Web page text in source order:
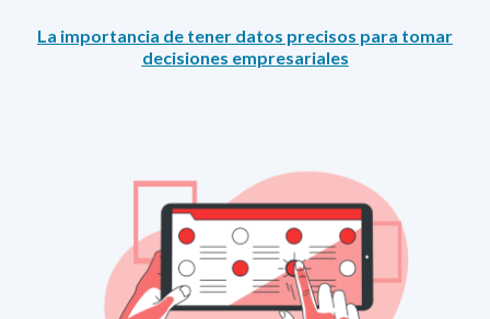
La importancia de tener datos precisos para tomar
decisiones empresariales